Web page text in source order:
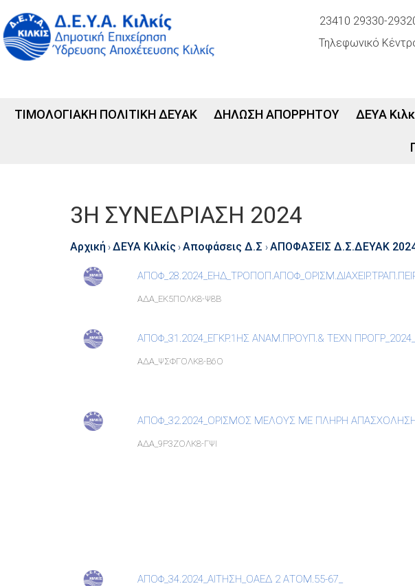
23410 29330-
Τηλεφωνικό
ΤΙΜΟΛΟΓΙΑΚΗ ΠΟΛΙΤΙΚΗ ΔΕΥΑΚ ΔΗΛΩΣΗ ΑΠΟΡΡΗΤΟΥ ΔΕΥΑ
3Η ΣΥΝΕΔΡΙΑΣΗ 2024
Αρχική ›ΔΕΥΑ Κιλκίς ›Αποφάσεις Δ.Σ ›ΑΠΟΦΑΣΕΙΣ Δ.Σ.ΔΕΥΑΚ
ΑΔΑ_ΕΚ5ΠΟΛΚ8-Ψ8Β
ΑΠΟΦ_31.2024_ΕΓΚΡ.1ΗΣ ΑΝΑΜ.ΠΡΟΥΠ.& ΤΕΧΝ ΠΡΟΓΡ_2024_
ΑΔΑ_ΨΣΦΓΟΛΚ8-Β6Ο
ΑΠΟΦ_32.2024_ΟΡΙΣΜΟΣ ΜΕΛΟΥΣ ΜΕ ΠΛΗΡΗ
ΑΔΑ_9Ρ3ΖΟΛΚ8-ΓΨΙ
ΑΠΟΦ_34.2024_ΑΙΤΗΣΗ_ΟΑΕΔ 2 ΑΤΟΜ.55-67_